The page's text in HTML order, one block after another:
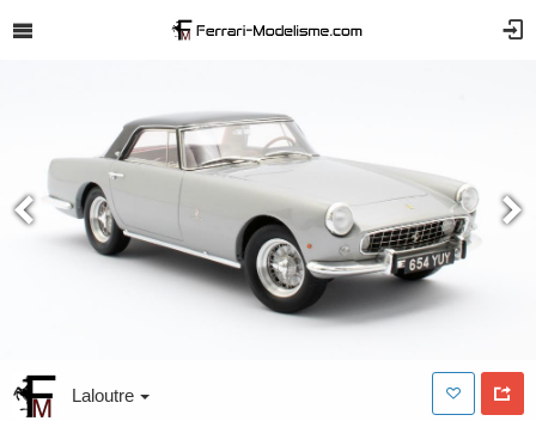
Laloutre